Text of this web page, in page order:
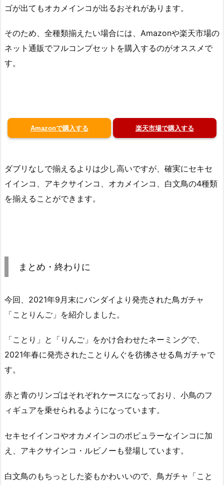
ゴが出てもオカメインコが出るおそれがあります。
そのため、全種類揃えたい場合には、Amazonや楽天市場の
ネット通販でフルコンプセットを購入するのがオススメで
す。
Amazonで購入する 楽天市場で購入する
ダブリなしで揃えるよりは少し高いですが、確実にセキセ
イインコ、アキクサインコ、オカメインコ、白文鳥の4種類
を揃えることができます。
まとめ・終わりに
今回、2021年9月末にバンダイより発売された鳥ガチャ
「ことりんご」を紹介しました。
「ことり」と「りんご」をかけ合わせたネーミングで、
2021年春に発売されたことりんぐを彷彿させる鳥ガチャで
す。
赤と青のリンゴはそれぞれケースになっており、小鳥のフ
ィギュアを乗せられるようになっています。
セキセイインコやオカメインコのポピュラーなインコに加
え、アキクサインコ・ルビノーも登場しています。
白文鳥のもちっとした姿もかわいいので、鳥ガチャ「こと